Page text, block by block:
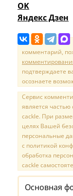
OK
Яндекс Дзен
комментарий,
подтверждаете
осознаете
Сервис
является частью
cackle. При
целях Вашей
персональные
с политикой
обработка
cackle
Основная